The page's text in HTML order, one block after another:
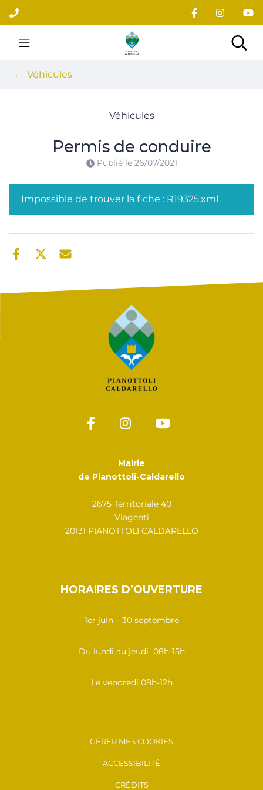
Aller
au
contenu
Site officiel du village
Véhicules
Véhicules
Permis de conduire
Publié le 26/07/2021
Impossible de trouver la fiche : R19325.xml
Mairie
de Pianottoli-Caldarello
2675 Territoriale 40
Viagenti
20131 PIANOTTOLI CALDARELLO
HORAIRES D’OUVERTURE
1er juin – 30 septembre
Du lundi au jeudi 08h-15h
Le vendredi 08h-12h
GÉRER MES COOKIES
ACCESSIBILITÉ
CRÉDITS